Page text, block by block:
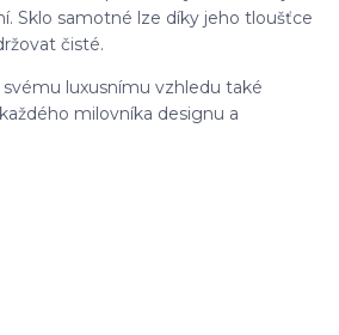
Sklo samotné lze díky jeho tloušťce
čisté.
svému luxusnímu vzhledu také
milovníka designu a